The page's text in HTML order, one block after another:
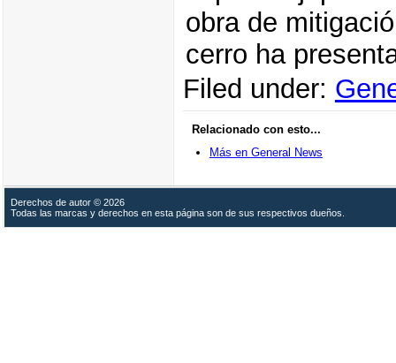
obra de
cerro ha
Filed under:
Relacionado con esto...
Más en General News
Derechos de autor © 2026
Todas las marcas y derechos en esta página son de sus respectivos dueños.